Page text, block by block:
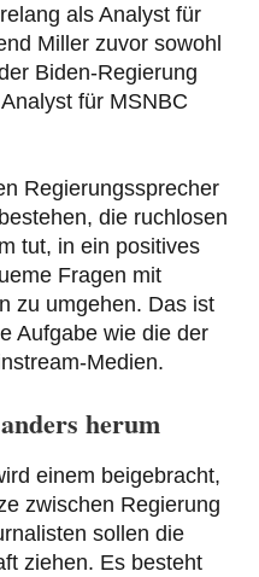
als Analyst für
Miller zuvor sowohl
Biden-Regierung
für MSNBC
Regierungssprecher
die ruchlosen
tut, in ein positives
Fragen mit
zu umgehen. Das ist
Aufgabe wie die der
Medien.
herum
einem beigebracht,
zwischen Regierung
sollen die
ziehen. Es besteht